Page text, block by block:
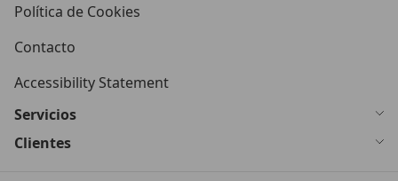
Política de Cookies
Contacto
Accessibility Statement
Servicios
Clientes